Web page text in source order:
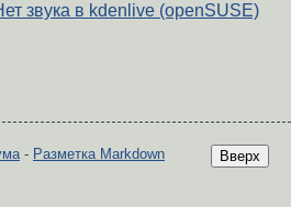
звука в kdenlive (openSUSE)
Вверх
- Разметка Markdown